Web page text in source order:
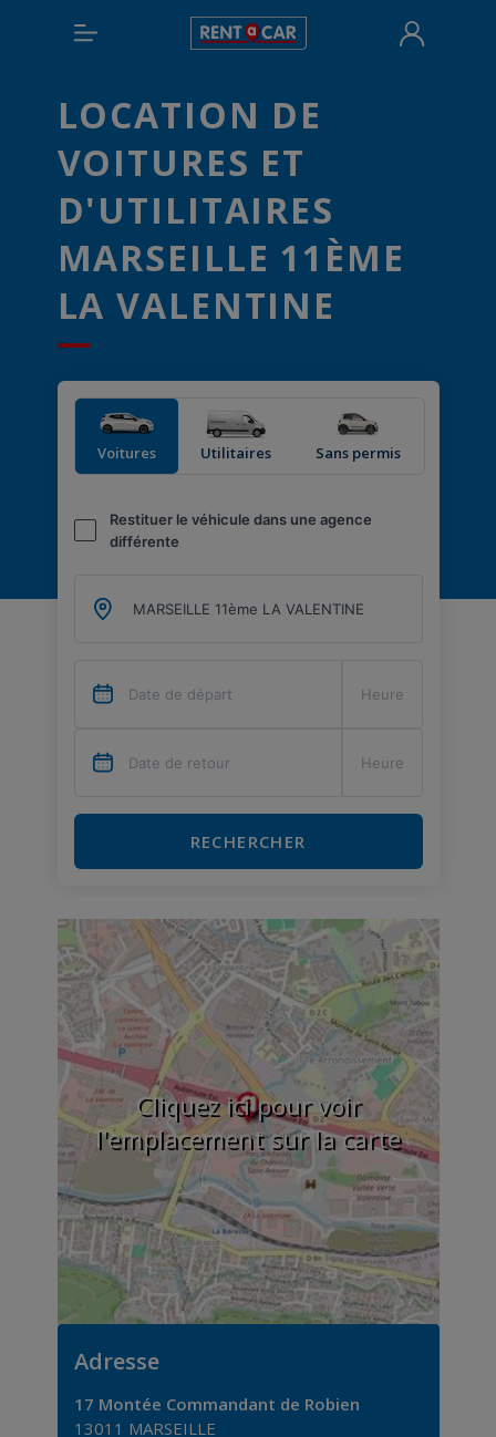
LOCATION DE
VOITURES ET
D'UTILITAIRES
MARSEILLE 11ÈME
LA VALENTINE
Voitures Utilitaires Sans permis
Restituer le véhicule dans une agence
différente
RECHERCHER
Cliquez ici pour voir
l'emplacement sur la carte
Adresse
17 Montée Commandant de Robien
13011 MARSEILLE